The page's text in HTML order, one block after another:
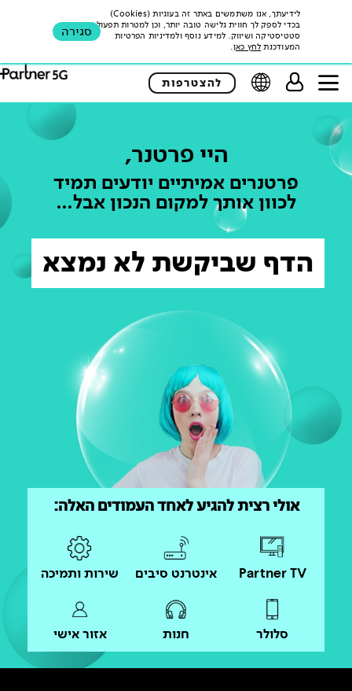
להצטרפות
היי פרטנר,
פרטנרים אמיתיים יודעים תמיד
לכוון אותך למקום הנכון אבל…
הדף שביקשת לא נמצא
אולי רצית להגיע לאחד העמודים האלה:
Partner TV אינטרנט סיבים שירות ותמיכה
סלולר חנות אזור אישי
לידיעתך, אנו משתמשים באתר זה בעוגיות (Cookies)
בכדי לספק לך חווית גלישה טובה יותר, וכן למטרות תפעול,
סטטיסטיקה ושיווק. למידע נוסף ולמדיניות הפרטיות
המעודכנת לחץ כאן.
סגירה